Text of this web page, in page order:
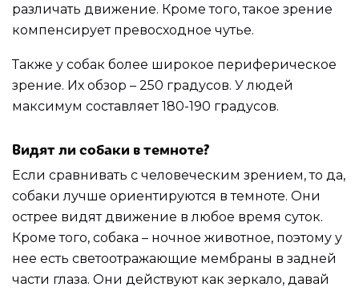
различать движение. Кроме того, такое зрение
компенсирует превосходное чутье.
Также у собак более широкое периферическое
зрение. Их обзор – 250 градусов. У людей
максимум составляет 180-190 градусов.
Видят ли собаки в темноте?
Если сравнивать с человеческим зрением, то да,
собаки лучше ориентируются в темноте. Они
острее видят движение в любое время суток.
Кроме того, собака – ночное животное, поэтому у
нее есть светоотражающие мембраны в задней
части глаза. Они действуют как зеркало, давай